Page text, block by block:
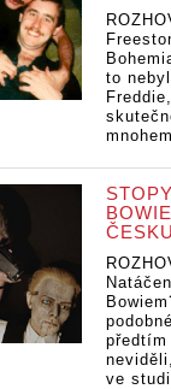
to
ČESKU
předtím
ve